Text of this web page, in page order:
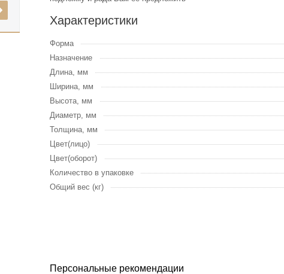
Характеристики
Форма
Назначение
Длина, мм
Ширина, мм
Высота, мм
Диаметр, мм
Толщина, мм
Цвет(лицо)
Цвет(оборот)
Количество в упаковке
Общий вес (кг)
Персональные рекомендации